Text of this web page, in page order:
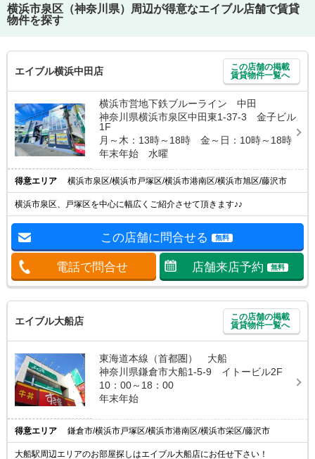
横浜市泉区（神奈川県）
周辺が得意なエイブル店舗で賃貸
物件を探す
エイブル横浜中田店
この店舗の掲載
賃貸物件一覧へ
横浜市営地下鉄ブルーライン 中田
神奈川県横浜市泉区中田東1-37-3 金子ビル
1F
月～木：13時～18時 金～日：10時～18時
年末年始 水曜
得意エリア 横浜市泉区/横浜市戸塚区/横浜市港南区/横浜市旭区/藤沢市
横浜市泉区、戸塚区を中心に幅広くご紹介させて頂きます♪♪
この店舗に問合せる 無料
電話で問合せ 店舗来店予約 無料
エイブル大船店
この店舗の掲載
賃貸物件一覧へ
東海道本線（首都圏） 大船
神奈川県鎌倉市大船1-5-9 イトービル2F
10：00～18：00
年末年始
得意エリア 鎌倉市/横浜市戸塚区/横浜市港南区/横浜市栄区/藤沢市
大船駅周辺エリアのお部屋探しはエイブル大船店にお任せ下さい！